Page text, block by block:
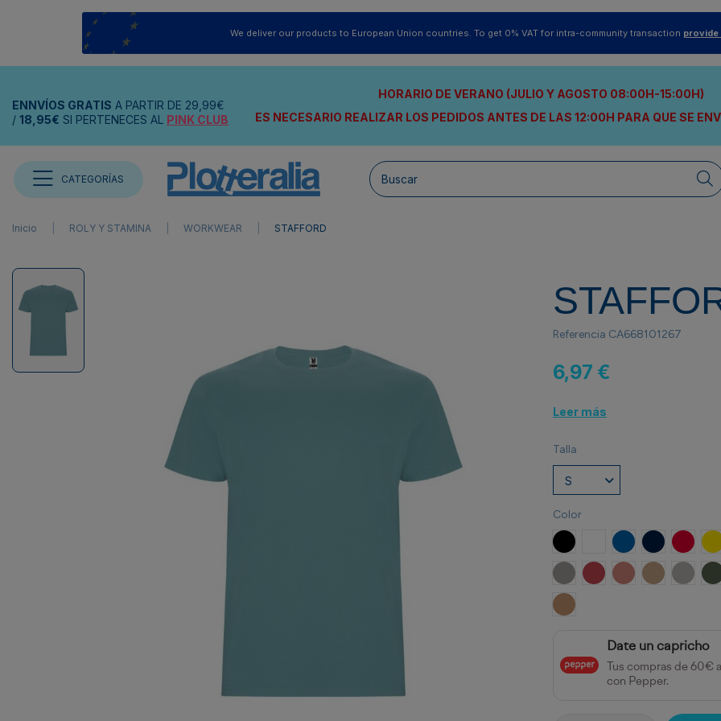
We deliver our products to European Union countries. To get 0% VAT for intra-community transaction provide
ENNVÍOS GRATIS A PARTIR DE 29,99€
/ 18,95€ SI PERTENECES AL PINK CLUB
HORARIO DE VERANO (JULIO Y AGOSTO 08:00H-15:00H)
ES NECESARIO REALIZAR LOS PEDIDOS ANTES DE LAS 12:00H PARA QUE SE
CATEGORÍAS
Inicio ROLY Y STAMINA WORKWEAR STAFFORD
Referencia CA668101267
6,97 €
Leer más
Talla
Color
NEGRO BLANCOROYAL MARINOROJO
OPALO ROJO CRISANTEMO
NARANJA CLAY
ARENA GRIS
NARANJA GREEK
Date un capricho
Tus compras de
con Pepper.